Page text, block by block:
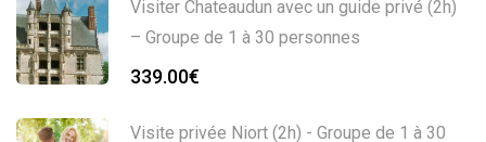
Visiter Chateaudun avec un guide privé (2h)
– Groupe de 1 à 30 personnes
339.00€
Visite privée Niort (2h) - Groupe de 1 à 30